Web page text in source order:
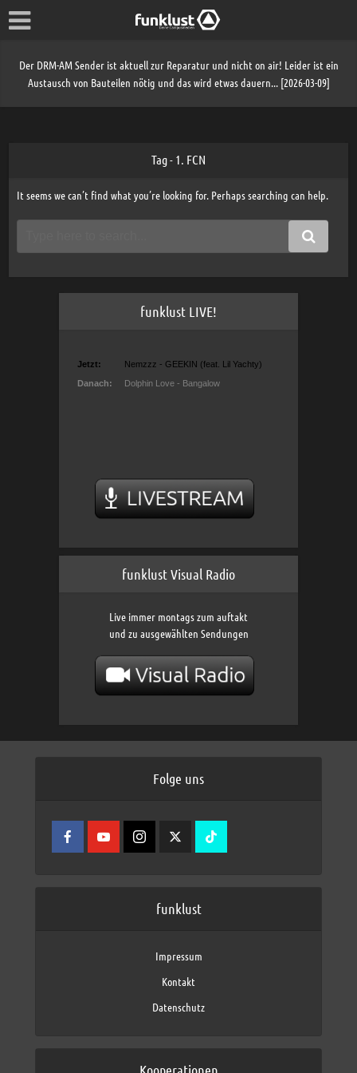
Der DRM-AM Sender ist aktuell zur Reparatur und nicht on air! Leider ist ein
Austausch von Bauteilen nötig und das wird etwas dauern... [2026-03-09]
Tag - 1. FCN
It seems we can’t find what you’re looking for. Perhaps searching can help.
funklust LIVE!
funklust Visual Radio
Live immer montags zum auftakt
und zu ausgewählten Sendungen
Folge uns
funklust
Impressum
Kontakt
Datenschutz